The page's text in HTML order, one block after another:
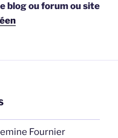
blog ou forum ou site
Fournier